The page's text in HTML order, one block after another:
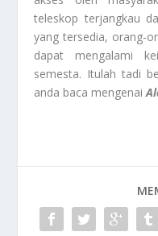
teleskop terjangkau
yang tersedia, orang-
dapat mengalami
semesta. Itulah tadi
anda baca mengenai